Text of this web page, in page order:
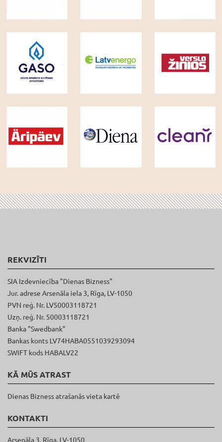
REKVIZĪTI
SIA Izdevniecība "Dienas Bizness"
Jur. adrese Arsenāla iela 3, Rīga, LV-1050
PVN reģ. Nr. LV50003118721
Uzņ. reģ. Nr. 50003118721
Banka "Swedbank"
Bankas konts LV74HABA0551039293094
SWIFT kods HABALV22
KĀ MŪS ATRAST
Dienas Bizness atrašanās vieta kartē
KONTAKTI
Arsenāla 3, Rīga, LV-1050